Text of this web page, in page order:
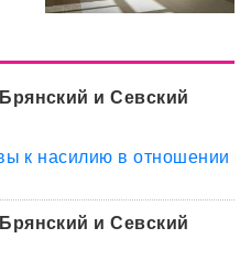
и Севский
к насилию в отношении
и Севский